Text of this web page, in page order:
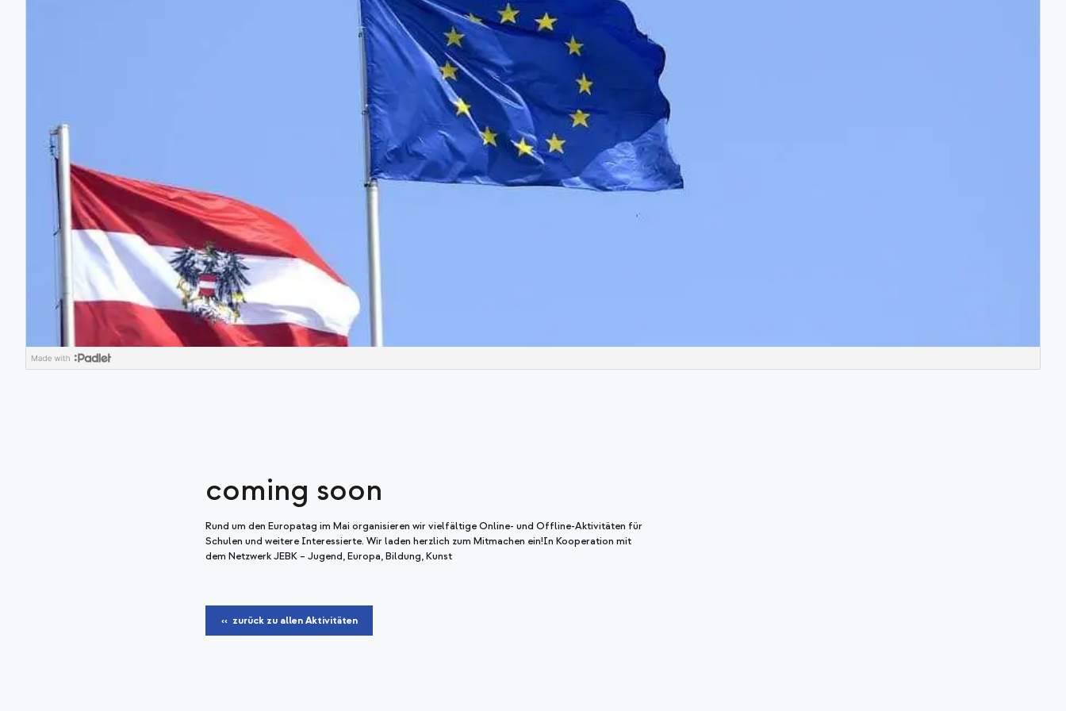
coming soon
Rund um den Europatag im Mai organisieren wir vielfältige Online- und Offline-Aktivitäten für
Schulen und weitere Interessierte. Wir laden herzlich zum Mitmachen ein!In Kooperation mit
dem Netzwerk JEBK – Jugend, Europa, Bildung, Kunst
‹‹ zurück zu allen Aktivitäten